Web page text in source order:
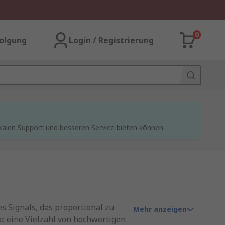
Login / Registrierung
0
Support und besseren Service bieten können.
Signals, das proportional zu
eine Vielzahl von hochwertigen
Mehr anzeigen